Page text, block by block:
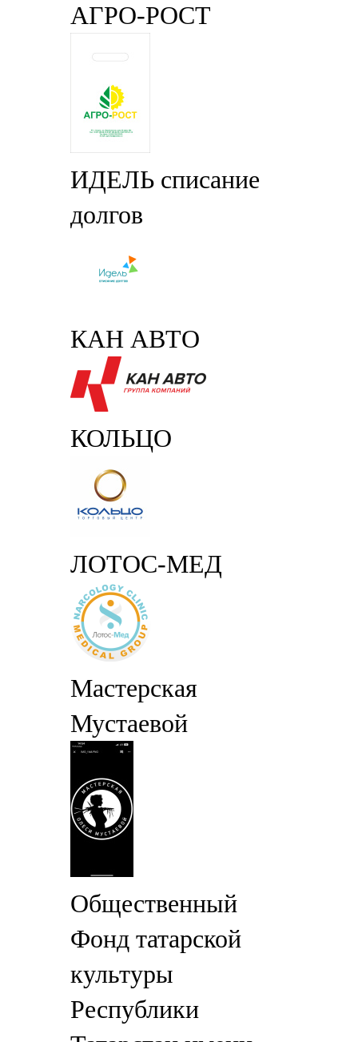
АГРО-РОСТ
ИДЕЛЬ списание
долгов
КАН АВТО
КОЛЬЦО
ЛОТОС-МЕД
Мастерская
Мустаевой
Общественный
Фонд татарской
культуры
Республики